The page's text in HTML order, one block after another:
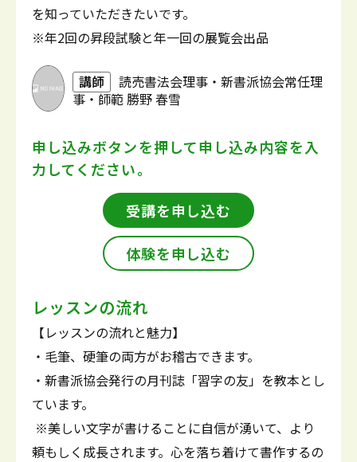
を知っていただきたいです。
※年2回の昇段試験と年一回の展覧会出品
講師
読売書法会理事・新書派協会常任理
事・師範 勝野 春雪
申し込みボタンを押して申し込み内容を入
力してください。
受講を申し込む
体験を申し込む
レッスンの流れ
【レッスンの流れと魅力】
・毛筆、硬筆の両方がお稽古できます。
・新書派協会発行の月刊誌「習字の友」を教本とし
ています。
※美しい文字が書けることに自信が湧いて、より
頼もしく成長されます。心を落ち着けて書作するの